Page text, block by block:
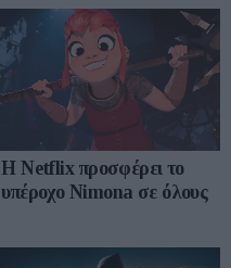
Η Netflix προσφέρει το
υπέροχο Nimona σε όλους